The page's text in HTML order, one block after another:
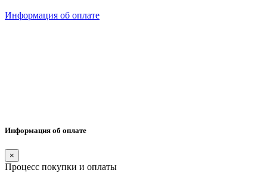
Информация об оплате
Информация об оплате
×
Процесс покупки и оплаты